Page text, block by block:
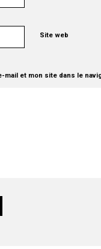
Site web
mail et mon site dans le